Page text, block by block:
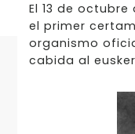
El 13 de octubre
el primer
organismo
cabida al